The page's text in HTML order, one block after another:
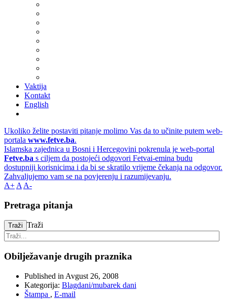
Vaktija
Kontakt
English
Ukoliko želite postaviti pitanje molimo Vas da to učinite putem web-
portala www.fetve.ba.
Islamska zajednica u Bosni i Hercegovini pokrenula je web-portal
Fetve.ba s ciljem da postojeći odgovori Fetvai-emina budu
dostupniji korisnicima i da bi se skratilo vrijeme čekanja na odgovor.
Zahvaljujemo vam se na povjerenju i razumijevanju.
A+ A A-
Pretraga pitanja
Traži Traži
Obilježavanje drugih praznika
Published in Avgust 26, 2008
Kategorija: Blagdani/mubarek dani
Štampa , E-mail